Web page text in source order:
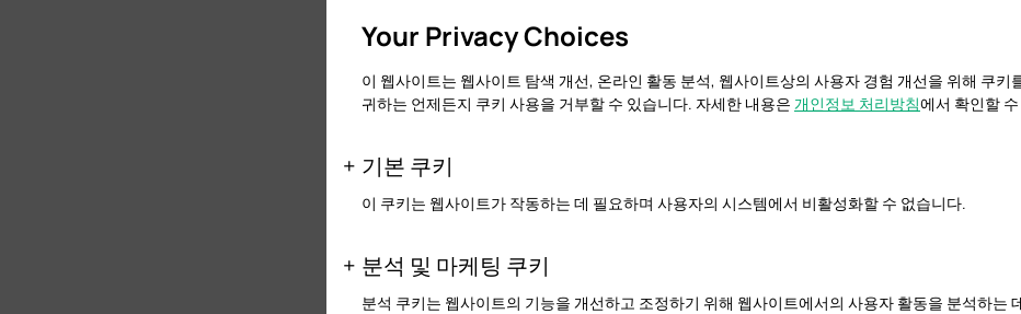
·강한 전류 및 전압 : 일반 번개의 전류는 암페어의 수만 또는 수십만 도달할 수 있으며, 전압은 수
와 전압은 공기를 즉시 이온화하여 방전을위한 전도성 경로를 만들 수 있습니다.
·거대한 에너지 방출 :
낙뢰로 방출 된 에너지는 약 5 억 줄로 추정되며, 14,000 킬로와트 시간의 전
수 있습니다.
낙뢰 할 때, 채널 내부 온도는 태양 표면 온도의 5 배 이상인 섭씨 30,000도까
낙뢰로 인해 높은 구조물이 손상되고 강력한 전기 노이즈가 발생하여 장비
전자 통신 장비의 작동 전압은 장치의 수가 증가함에 따라 지속적으로 감소하는 동안 번개는 엄
쉬운 선도.
2.2 낙뢰 타격의 유형
Your Privacy Choices
이 웹사이트는 웹사이트 탐색 개선, 온라인 활동 분석, 웹사이트상의 사용자 경험 개선을 위해 쿠키
귀하는 언제든지 쿠키 사용을 거부할 수 있습니다. 자세한 내용은 개인정보 처리방침에서 확인할
기본 쿠키
이 쿠키는 웹사이트가 작동하는 데 필요하며 사용자의 시스템에서 비활성화할 수 없습니다.
분석 및 마케팅 쿠키
분석 쿠키는 웹사이트의 기능을 개선하고 조정하기 위해 웹사이트에서의 사용자 활동을 분석하는